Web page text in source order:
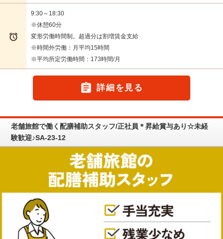

9:30～18:30
※休憩60分
変形労働時間制。超過分は割増賃金支給
※時間外労働：月平均15時間
※平均所定労働時間：173時間/月
 詳細を見る
老舗旅館で働く配膳補助スタッフ/正社員＊昇給賞与あり☆未経
験歓迎♪SA-23-12